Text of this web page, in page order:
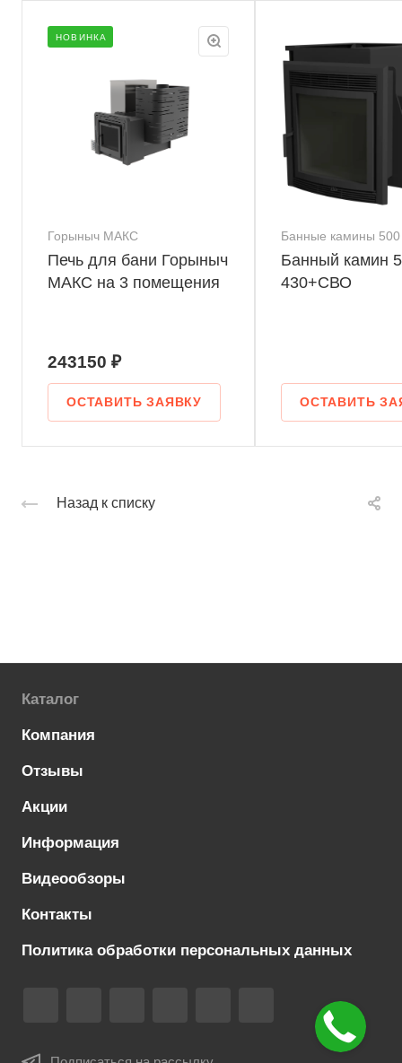
НОВИНКА
Горыныч МАКС
Печь для бани Горыныч
МАКС на 3 помещения
243150 ₽
ОСТАВИТЬ ЗАЯВКУ
Банные камины 500
Банный камин
430+СВО
ОСТАВИТЬ
Назад к списку
Каталог
Компания
Отзывы
Акции
Информация
Видеообзоры
Контакты
Политика обработки персональных данных